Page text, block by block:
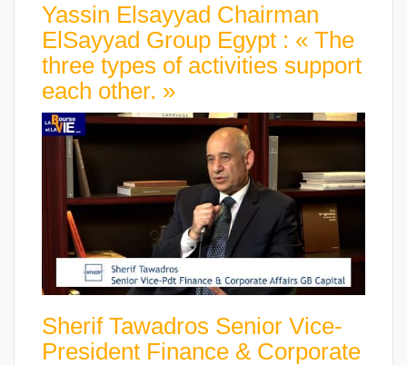
Yassin Elsayyad Chairman
ElSayyad Group Egypt : « The
three types of activities support
each other. »
Sherif Tawadros Senior Vice-
President Finance & Corporate